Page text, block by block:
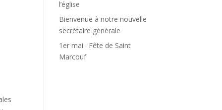
l’église
Bienvenue à notre nouvelle
secrétaire générale
1er mai : Fête de Saint
Marcouf